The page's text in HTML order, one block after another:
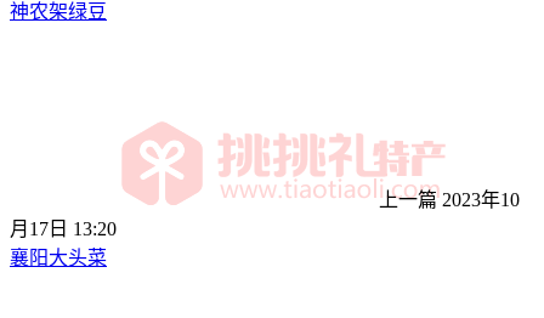
神农架绿豆
上一篇 2023年10
月17日 13:20
襄阳大头菜